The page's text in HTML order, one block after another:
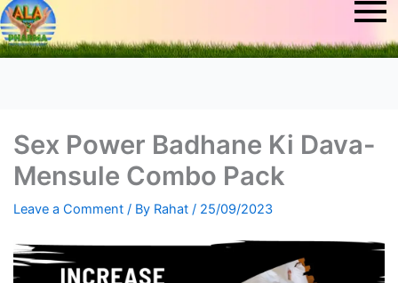
Sex Power Badhane Ki Dava-
Mensule Combo Pack
Leave a Comment / By Rahat / 25/09/2023